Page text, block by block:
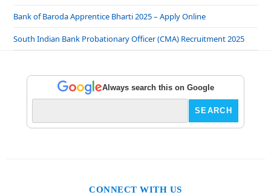
Bank of Baroda Apprentice Bharti 2025 – Apply Online
South Indian Bank Probationary Officer (CMA) Recruitment 2025
Always search this on Google
CONNECT WITH US